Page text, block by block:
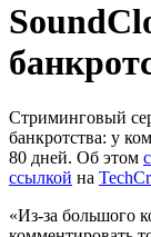
Стриминговый
банкротства: у
80 дней. Об этом
ссылкой на
«Из-за большого